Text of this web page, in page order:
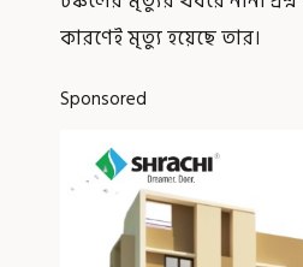
কারণেই মৃত্যু হয়েছে তার।
Sponsored